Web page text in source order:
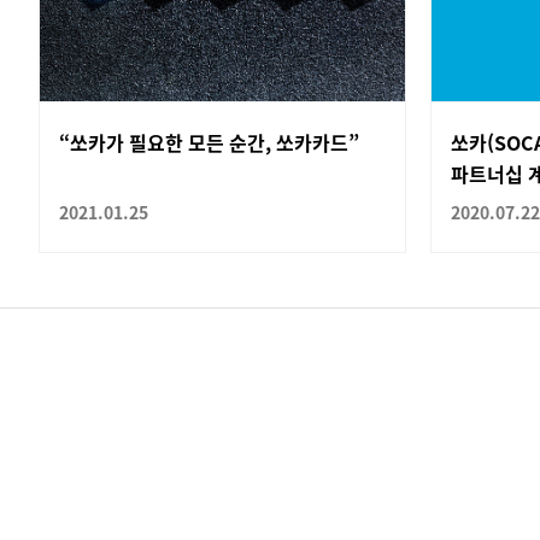
“쏘카가 필요한 모든 순간, 쏘카카드”
2021.01.25
쏘카
파트너십
2020.07.22